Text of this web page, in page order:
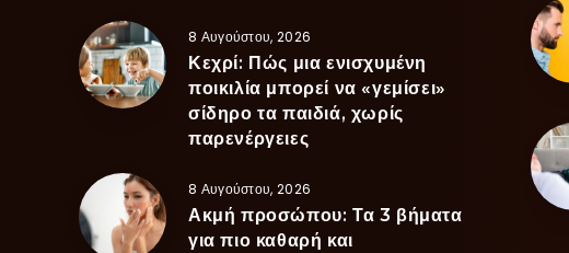
8 Αυγούστου, 2026
Κεχρί: Πώς μια ενισχυμένη
ποικιλία μπορεί να «γεμίσει»
σίδηρο τα παιδιά, χωρίς
παρενέργειες
8 Αυγούστου, 2026
Ακμή προσώπου: Τα 3 βήματα
για πιο καθαρή και